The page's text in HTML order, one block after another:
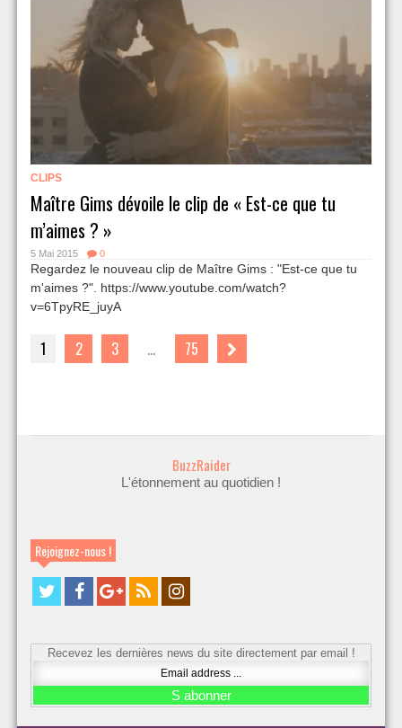
CLIPS
Maître Gims dévoile le clip de « Est-ce que tu
m’aimes ? »
5 Mai 2015 0
Regardez le nouveau clip de Maître Gims : "Est-ce que tu
m'aimes ?". https://www.youtube.com/watch?
v=6TpyRE_juyA
1 2 3 … 75
BuzzRaider
L'étonnement au quotidien !
Rejoignez-nous !
Recevez les dernières news du site directement par email !